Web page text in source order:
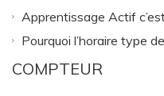
Apprentissage Actif
Pourquoi l’horaire type
COMPTEUR